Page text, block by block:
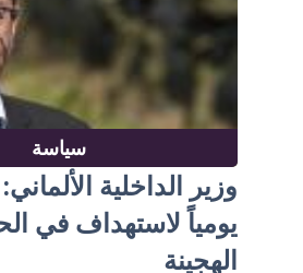
سياسة
وزير الداخلية
يومياً لاستهداف في
الهجينة